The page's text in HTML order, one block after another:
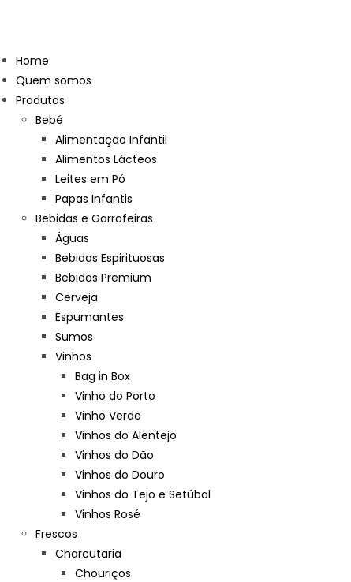
Home
Quem somos
Produtos
Bebé
Alimentação Infantil
Alimentos Lácteos
Leites em Pó
Papas Infantis
Bebidas e Garrafeiras
Águas
Bebidas Espirituosas
Bebidas Premium
Cerveja
Espumantes
Sumos
Vinhos
Bag in Box
Vinho do Porto
Vinho Verde
Vinhos do Alentejo
Vinhos do Dão
Vinhos do Douro
Vinhos do Tejo e Setúbal
Vinhos Rosé
Frescos
Charcutaria
Chouriços